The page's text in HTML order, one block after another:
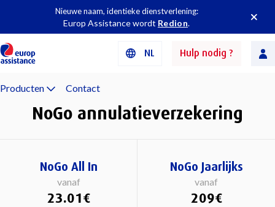
Nieuwe naam, identieke dienstverlening:
Europ Assistance wordt Redion.
NL Hulp nodig ?
Producten Contact
NoGo annulatieverzekering
NoGo All In
vanaf
23.01€
NoGo Jaarlijks
vanaf
209€